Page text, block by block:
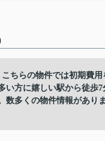
ちらの物件では初期費
方に嬉しい駅から徒歩
多くの物件情報があり